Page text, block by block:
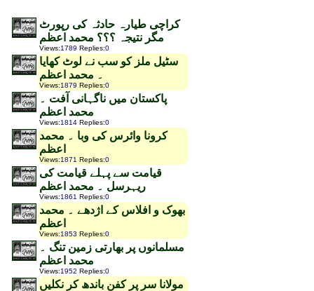
کراچی طیارہ حادثہ کی رپورٹ
مگر نتیجہ ؟؟؟ محمد اعظم
Views:1789 Replies:0
سٹیل ملز کو سب نے لوٹ کھایا
۔ محمد اعظم
Views:1879 Replies:0
پاکستان میں ناگہانی آفت ۔
محمد اعظم
Views:1814 Replies:0
کرونا وائرس کی وبا ۔ محمد
اعظم
Views:1871 Replies:0
قیامت سے پہلے قیامت کی
ریہرسل ۔ محمد اعظم
Views:1861 Replies:0
بھوک و افلاس کے اژدھے ۔ محمد
اعظم
Views:1853 Replies:0
مسلمانوں پر بھارتی زمین تنگ ۔
محمد اعظم
Views:1952 Replies:0
مولانا سر پر کفن باندھ کر نکلیں